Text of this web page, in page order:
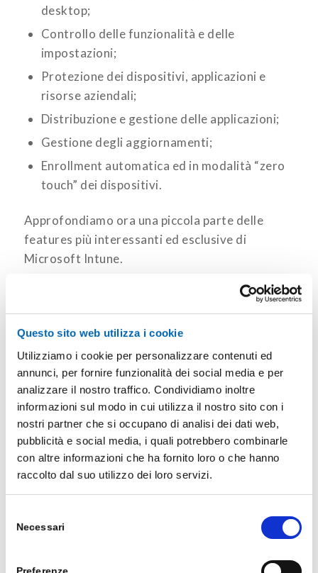
Questo sito web utilizza i cookie
Utilizziamo i cookie per personalizzare contenuti ed
annunci, per fornire funzionalità dei social media e per
analizzare il nostro traffico. Condividiamo inoltre
informazioni sul modo in cui utilizza il nostro sito con i
nostri partner che si occupano di analisi dei dati web,
pubblicità e social media, i quali potrebbero combinarle
con altre informazioni che ha fornito loro o che hanno
raccolto dal suo utilizzo dei loro servizi.
delNecessari
desktop;
Controllo delle funzionalità e delle
impostazioni;
Protezione dei dispositivi, applicazioni e
risorse aziendali;
Distribuzione e gestione delle applicazioni;
Gestione degli aggiornamenti;
Enrollment automatica ed in modalità “zero
touch” dei dispositivi.
Approfondiamo ora una piccola parte delle
features più interessanti ed esclusive di
Microsoft Intune.
offre la possibilità di automatizzare la
configurazione di dispositivi con a bordo
preinstallato il sistema operativo Windows 10.
L’utilizzo di questa funzionalità è utile
specialmente in quegli scenari in cui i dipendenti
ricevono un nuovo dispositivo direttamente dal
vendor. Lato utente sono necessarie solo alcune